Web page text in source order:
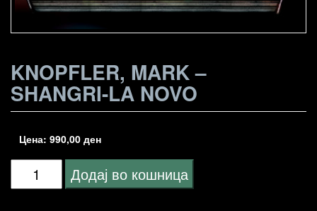
KNOPFLER, MARK –
SHANGRI-LA NOVO
Цена: 990,00 ден
Knopfler, Додај во кошница